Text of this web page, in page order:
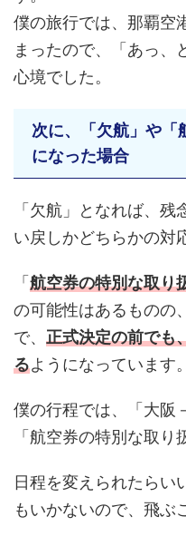
僕の旅行では、那覇空
まったので、「あっ、
心境でした。
次に、「欠航」や「
になった場合
「欠航」となれば、
い戻しかどちらかの対
「航空券の特別な取り
の可能性はあるものの
で、 正式決定の前でも
るようになっています。
僕の行程では、「大阪
「航空券の特別な取り
日程を変えられたらい
もいかないので、飛ぶ